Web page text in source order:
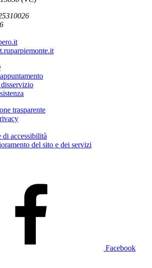
trasparente
accessibilità
del sito e dei servizi
Facebook